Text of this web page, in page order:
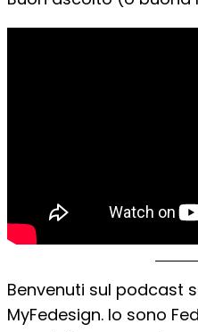
Benvenuti sul podcast
MyFedesign. Io sono